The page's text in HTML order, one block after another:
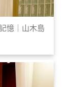
憶｜山木島